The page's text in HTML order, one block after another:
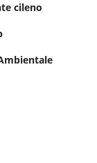
cileno